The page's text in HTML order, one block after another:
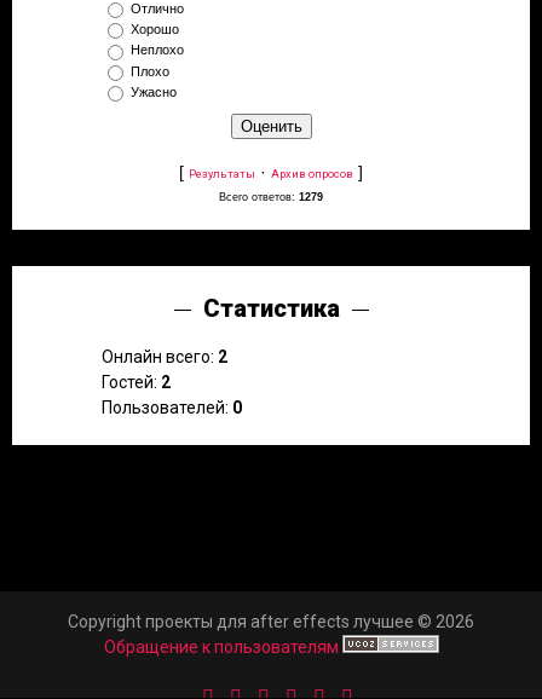
Отлично
Хорошо
Неплохо
Плохо
Ужасно
[ Результаты · Архив опросов ]
Всего ответов: 1279
Статистика
Онлайн всего: 2
Гостей: 2
Пользователей: 0
Copyright проекты для after effects лучшее © 2026
Обращение к пользователям